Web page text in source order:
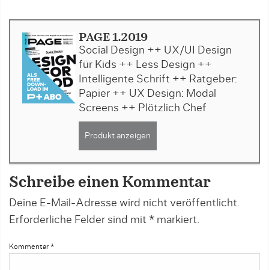
PAGE 1.2019
Social Design ++ UX/UI Design
für Kids ++ Less Design ++
Intelligente Schrift ++ Ratgeber:
Papier ++ UX Design: Modal
Screens ++ Plötzlich Chef
Produkt anzeigen
Schreibe einen Kommentar
Deine E-Mail-Adresse wird nicht veröffentlicht.
Erforderliche Felder sind mit * markiert.
Kommentar *